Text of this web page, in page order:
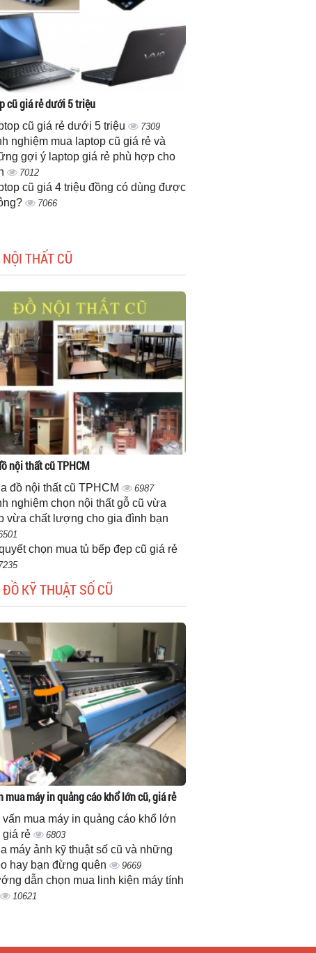
cũ giá rẻ dưới 5 triệu
cũ giá rẻ dưới 5 triệu 7309
nghiệm mua laptop cũ giá rẻ và
gợi ý laptop giá rẻ phù hợp cho
7012
cũ giá 4 triệu đồng có dùng được
7066
THẤT CŨ
nội thất cũ TPHCM
đồ nội thất cũ TPHCM 6987
nghiệm chọn nội thất gỗ cũ vừa
vừa chất lượng cho gia đình bạn
chọn mua tủ bếp đẹp cũ giá rẻ
KỸ THUẬT SỐ CŨ
mua máy in quảng cáo khổ lớn cũ, giá rẻ
mua máy in quảng cáo khổ lớn
giá rẻ
6803
máy ảnh kỹ thuật số cũ và những
hay bạn đừng quên
9669
dẫn chọn mua linh kiện máy tính
10621